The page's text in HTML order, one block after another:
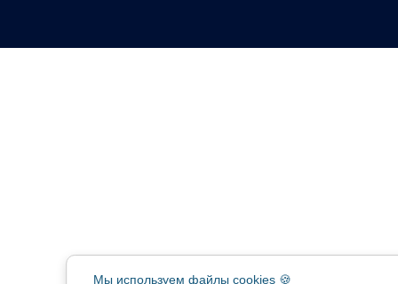
Мы используем файлы cookies 🍪